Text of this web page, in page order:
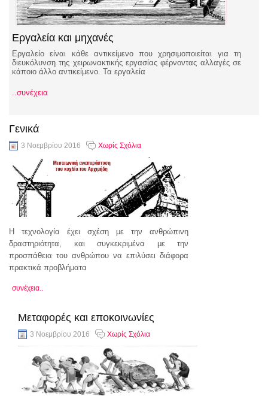
Εργαλεία και μηχανές
Εργαλείο είναι κάθε αντικείμενο που χρησιμοποιείται για τη
διευκόλυνση της χειρωνακτικής εργασίας φέρνοντας αλλαγές σε
κάποιο άλλο αντικείμενο. Τα εργαλεία
..συνέχεια
Γενικά
3 Νοεμβρίου 2016 Χωρίς Σχόλια
Η τεχνολογία έχει σχέση με την ανθρώπινη
δραστηριότητα, και συγκεκριμένα με την
προσπάθεια του ανθρώπου να επιλύσει διάφορα
πρακτικά προβλήματα
συνέχεια..
Μεταφορές και εποκοινωνίες
3 Νοεμβρίου 2016 Χωρίς Σχόλια